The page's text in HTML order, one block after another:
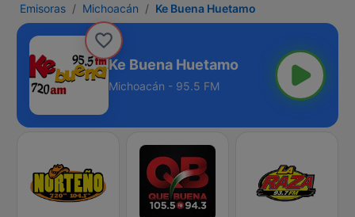
Emisoras Michoacán Ke Buena Huetamo
Ke Buena Huetamo
Michoacán - 95.5 FM